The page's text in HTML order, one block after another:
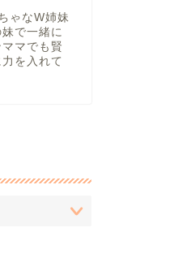
ゃなW姉妹
で一緒に
マでも賢
を入れて